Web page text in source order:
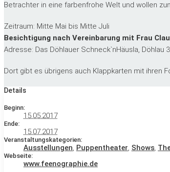
Betrachter in eine farbenfrohe Welt und wollen
Zeitraum: Mitte Mai bis Mitte Juli
Besichtigung nach Vereinbarung mit Frau
Adresse: Das Döhlauer Schneck`nHäusla, Döhlau
Dort gibt es übrigens auch Klappkarten mit ihren
Details
Beginn:
15.05.2017
Ende:
15.07.2017
Veranstaltungskategorien:
Ausstellungen, Puppentheater, Shows,
Webseite:
www.feenographie.de